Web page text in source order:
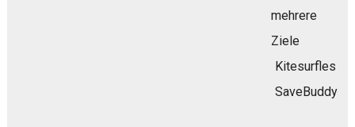
mehrere
Ziele
Kitesurfles
SaveBuddy